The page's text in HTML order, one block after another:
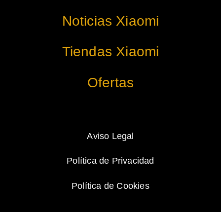
Noticias Xiaomi
Tiendas Xiaomi
Ofertas
Aviso Legal
Política de Privacidad
Política de Cookies